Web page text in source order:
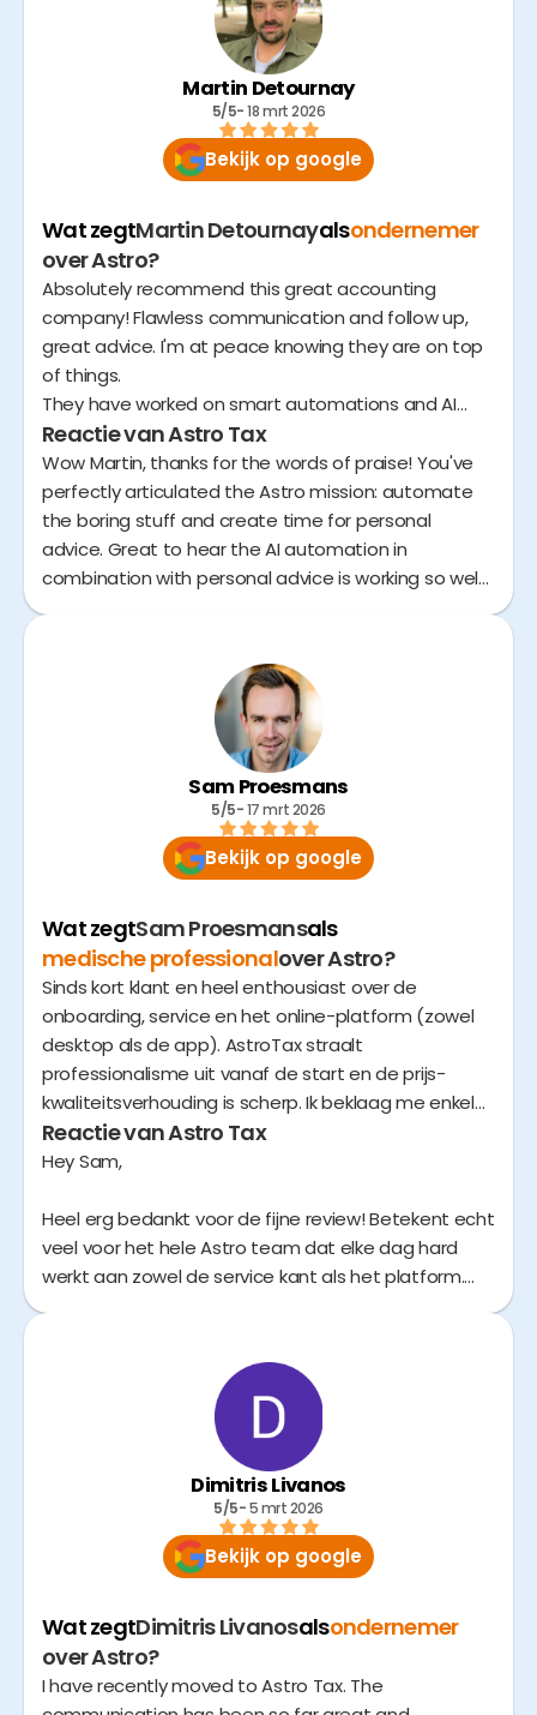
Martin Detournay
5/5- 18 mrt 2026
Bekijk op google
Wat zegtMartin Detournayalsondernemer
over Astro?
Absolutely recommend this great accounting
company! Flawless communication and follow up,
great advice. I'm at peace knowing they are on top
of things.
They have worked on smart automations and AI
which make them way more efficient on day to day
tasks and more time for proper advice and quick
reaction time. Bravo!
And great job to Robin following up on my file, it's
been a great experience!
Reactie van Astro Tax
Wow Martin, thanks for the words of praise! You've
perfectly articulated the Astro mission: automate
the boring stuff and create time for personal
advice. Great to hear the AI automation in
combination with personal advice is working so well
I'll give a special shout-out to Robin!
Sam Proesmans
5/5- 17 mrt 2026
Bekijk op google
Wat zegtSam Proesmansals
medische professionalover Astro?
Sinds kort klant en heel enthousiast over de
onboarding, service en het online-platform (zowel
desktop als de app). AstroTax straalt
professionalisme uit vanaf de start en de prijs-
kwaliteitsverhouding is scherp. Ik beklaag me enkel
dat ik nog niet vroeger de overstap maakte!
Reactie van Astro Tax
Hey Sam,
Heel erg bedankt voor de fijne review! Betekent echt
veel voor het hele Astro team dat elke dag hard
werkt aan zowel de service kant als het platform.
het team ben gaan tonen 😅
Dimitris Livanos
5/5- 5 mrt 2026
Bekijk op google
Wat zegtDimitris Livanosalsondernemer
over Astro?
I have recently moved to Astro Tax. The